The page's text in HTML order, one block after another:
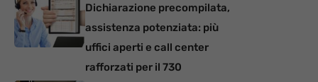
Dichiarazione precompilata,
assistenza potenziata: più
uffici aperti e call center
rafforzati per il 730